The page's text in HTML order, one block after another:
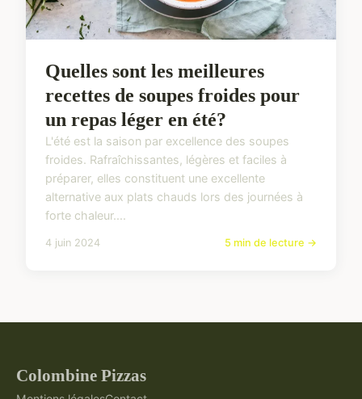
Quelles sont les meilleures
recettes de soupes froides pour
un repas léger en été?
L'été est la saison par excellence des soupes
froides. Rafraîchissantes, légères et faciles à
préparer, elles constituent une excellente
alternative aux plats chauds lors des journées à
forte chaleur....
4 juin 2024 5 min de lecture →
Colombine Pizzas